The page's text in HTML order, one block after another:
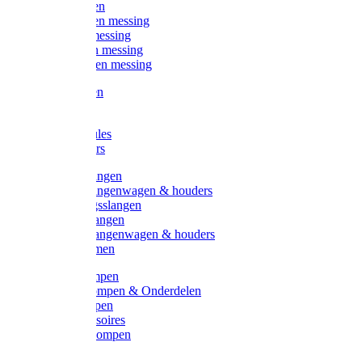
Kogelkranen
Koppelingen messing
Sproeiers messing
Tuinspuiten messing
Slangstukken messing
Handspuiten
Kunststoftules
Regenmeters
Overige slangen
Overige slangenwagen & houders
Beregeningsslangen
Gardena slangen
Gardena slangenwagen & houders
Slangklemmen
Leader pompen
Zwengelpompen & Onderdelen
Ebara pompen
Pompaccessoires
Excellent pompen